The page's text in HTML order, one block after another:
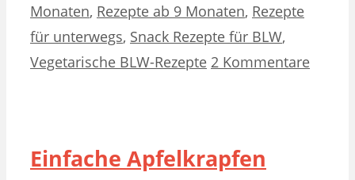
Monaten, Rezepte ab 9 Monaten, Rezepte
für unterwegs, Snack Rezepte für BLW,
Vegetarische BLW-Rezepte 2 Kommentare
Einfache Apfelkrapfen